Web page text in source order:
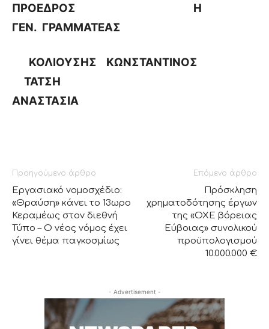
ΠΡΟΕΔΡΟΣ Η
ΓΕΝ. ΓΡΑΜΜΑΤΕΑΣ
ΚΟΛΙΟΥΣΗΣ ΚΩΝΣΤΑΝΤΙΝΟΣ
ΤΑΤΣΗ
ΑΝΑΣΤΑΣΙΑ
Προηγούμενο άρθρο
Εργασιακό νομοσχέδιo:
«Θραύση» κάνει το 13ωρο
Κεραμέως στον διεθνή
Τύπο – Ο νέος νόμος έχει
γίνει θέμα παγκοσμίως
Επόμενο άρθρο
Πρόσκληση
χρηματοδότησης έργων
της «ΟΧΕ βόρειας
Εύβοιας» συνολικού
προϋπολογισμού
10.000.000 €
- Advertisement -